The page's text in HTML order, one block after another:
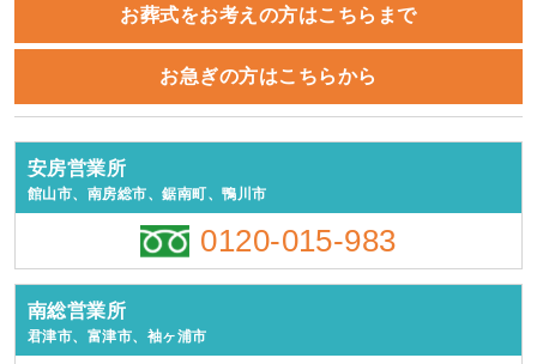
お葬式をお考えの方はこちらまで
お急ぎの方はこちらから
安房営業所
館山市、南房総市、鋸南町、鴨川市
0120-015-983
南総営業所
君津市、富津市、袖ヶ浦市